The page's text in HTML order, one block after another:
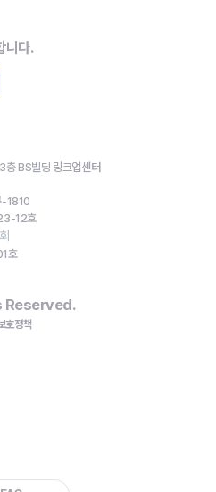
니다.
층 BS빌딩 링크업센터
-1810
12호
호
Reserved.
호정책